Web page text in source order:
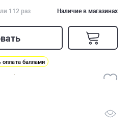
112 раз Наличие в магазинах
оплата баллами